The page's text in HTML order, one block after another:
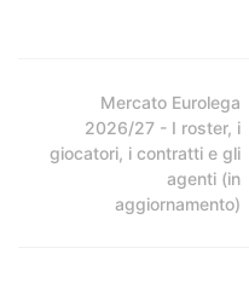
Mercato Eurolega
2026/27 - I roster, i
giocatori, i contratti e gli
agenti (in
aggiornamento)